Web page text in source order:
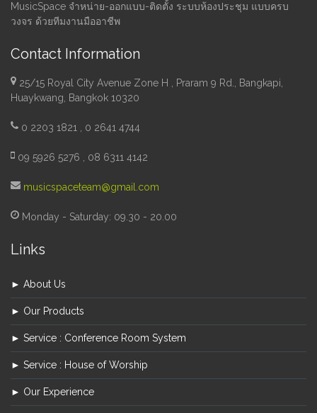
MusicSpace จำหน่าย-ออกแบบ-ติดตั้ง ระบบห้องประชุม แบบครบ
วงจร ด้วยทีมงานมืออาชีพ
Contact Information
25/15 Royal City Avenue Zone H , Praram 9 Rd., Bangkapi,
Huaykwang, Bangkok 10320
0 2203 1821 , 0 2641 4744
09 5926 5276 , 08 6311 4142
musicspaceteam@gmail.com
Monday - Saturday: 09.30 - 20.00
Links
► About Us
► Our Products
► Service : Conference Room System
► Service : House of Worship
► Our Experience